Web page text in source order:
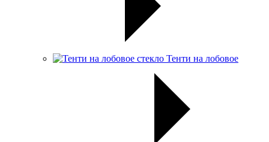
Тенти на лобовое